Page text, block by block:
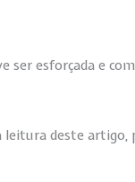
esforçada e
deste artigo,